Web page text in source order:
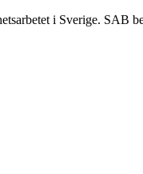
i Sverige. SAB